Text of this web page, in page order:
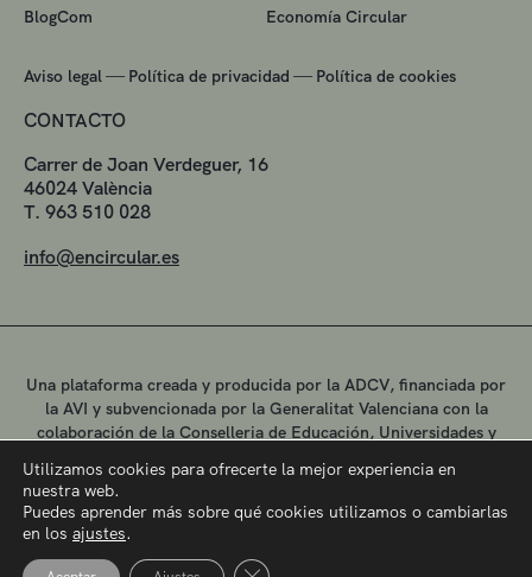
BlogCom
Economía Circular
Aviso legal — Política de privacidad — Política de cookies
CONTACTO
Carrer de Joan Verdeguer, 16
46024 València
T. 963 510 028
info@encircular.es
Una plataforma creada y producida por la ADCV, financiada por
la AVI y subvencionada por la Generalitat Valenciana con la
colaboración de la Conselleria de Educación, Universidades y
Utilizamos cookies para ofrecerte la mejor experiencia en
nuestra web.
Puedes aprender más sobre qué cookies utilizamos o cambiarlas
en los ajustes.